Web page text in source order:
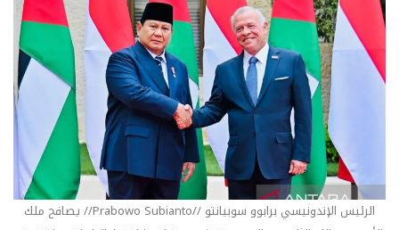
الرئيس الإندونيسي برابوو سوبيانتو //Prabowo Subianto// يصافح ملك